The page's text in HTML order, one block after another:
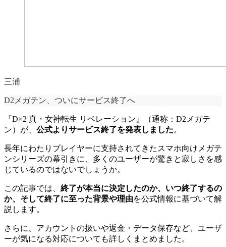
三浦
D2メガテン、ついにサービス終了へ
『D×2 真・女神転生 リベレーション』（通称：D2メガテ
ン）が、 公式よりサービス終了を発表しました。
長年にわたりプレイヤーに支持されてきたスマホ向けメガテ
ンシリーズの幕引きに、多くのユーザーが驚きと寂しさを感
じているのではないでしょうか。
この記事では、 終了が本当に決定したのか、いつ終了するの
か、そして終了に至った背景や理由を公式情報に基づいて解
説します。
さらに、アカウントの扱いや返金・データ保存など、ユーザ
ーが気になる対応についても詳しくまとめました。